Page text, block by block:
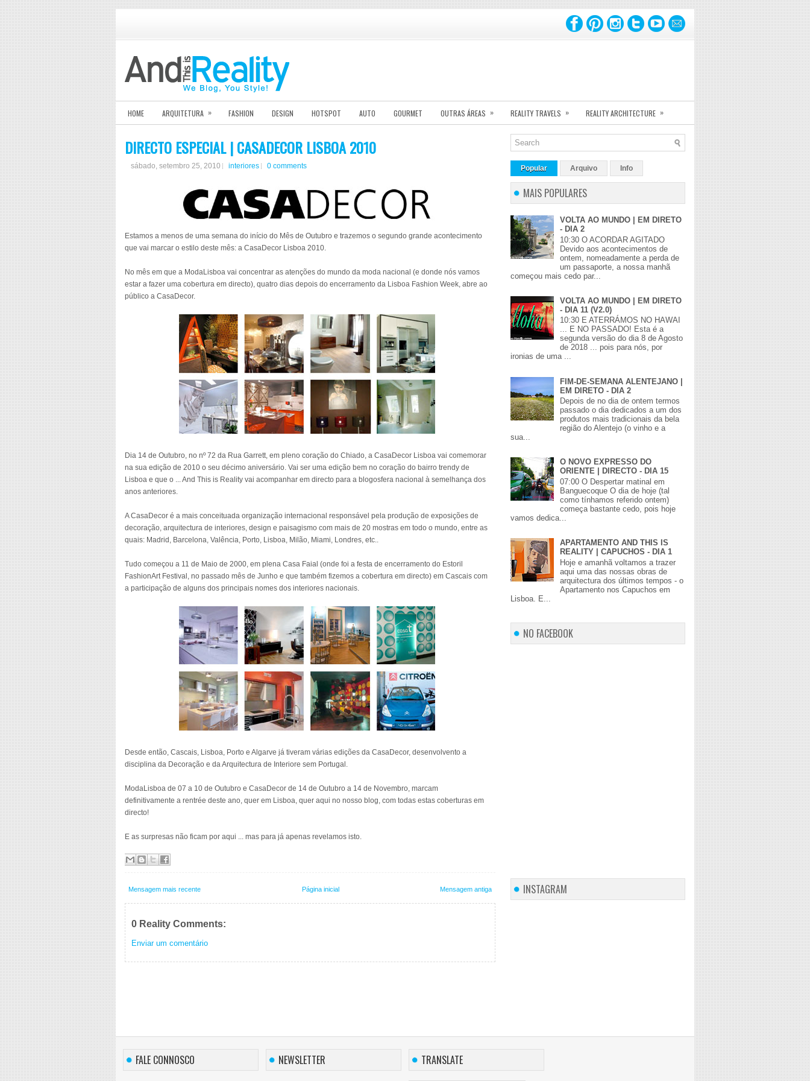
HOME ARQUITETURA » FASHION DESIGN HOTSPOT AUTO GOURMET OUTRAS ÁREAS » REALITY TRAVELS » REALITY ARCHITECTURE »
DIRECTO ESPECIAL | CASADECOR LISBOA 2010
sábado, setembro 25, 2010 interiores 0 comments
Estamos a menos de uma semana do início do Mês de Outubro e trazemos o segundo grande acontecimento
que vai marcar o estilo deste mês: a CasaDecor Lisboa 2010.
No mês em que a ModaLisboa vai concentrar as atenções do mundo da moda nacional (e donde nós vamos
estar a fazer uma cobertura em directo), quatro dias depois do encerramento da Lisboa Fashion Week, abre ao
público a CasaDecor.
Dia 14 de Outubro, no nº 72 da Rua Garrett, em pleno coração do Chiado, a CasaDecor Lisboa vai comemorar
na sua edição de 2010 o seu décimo aniversário. Vai ser uma edição bem no coração do bairro trendy de
Lisboa e que o ... And This is Reality vai acompanhar em directo para a blogosfera nacional à semelhança dos
anos anteriores.
A CasaDecor é a mais conceituada organização internacional responsável pela produção de exposições de
decoração, arquitectura de interiores, design e paisagismo com mais de 20 mostras em todo o mundo, entre as
quais: Madrid, Barcelona, Valência, Porto, Lisboa, Milão, Miami, Londres, etc..
Tudo começou a 11 de Maio de 2000, em plena Casa Faial (onde foi a festa de encerramento do Estoril
FashionArt Festival, no passado mês de Junho e que também fizemos a cobertura em directo) em Cascais com
a participação de alguns dos principais nomes dos interiores nacionais.
Desde então, Cascais, Lisboa, Porto e Algarve já tiveram várias edições da CasaDecor, desenvolvento a
disciplina da Decoração e da Arquitectura de Interiore sem Portugal.
ModaLisboa de 07 a 10 de Outubro e CasaDecor de 14 de Outubro a 14 de Novembro, marcam
definitivamente a rentrée deste ano, quer em Lisboa, quer aqui no nosso blog, com todas estas coberturas em
directo!
E as surpresas não ficam por aqui ... mas para já apenas revelamos isto.
Mensagem mais recente Mensagem antiga
Página inicial
0 Reality Comments:
Enviar um comentário
Popular Arquivo Info
MAIS POPULARES
VOLTA AO MUNDO | EM DIRETO
- DIA 2
10:30 O ACORDAR AGITADO
Devido aos acontecimentos de
ontem, nomeadamente a perda de
um passaporte, a nossa manhã
começou mais cedo par...
VOLTA AO MUNDO | EM DIRETO
- DIA 11 (V2.0)
10:30 E ATERRÁMOS NO HAWAI
... E NO PASSADO! Esta é a
segunda versão do dia 8 de Agosto
de 2018 ... pois para nós, por
ironias de uma ...
FIM-DE-SEMANA ALENTEJANO |
EM DIRETO - DIA 2
Depois de no dia de ontem termos
passado o dia dedicados a um dos
produtos mais tradicionais da bela
região do Alentejo (o vinho e a
sua...
O NOVO EXPRESSO DO
ORIENTE | DIRECTO - DIA 15
07:00 O Despertar matinal em
Banguecoque O dia de hoje (tal
como tínhamos referido ontem)
começa bastante cedo, pois hoje
vamos dedica...
APARTAMENTO AND THIS IS
REALITY | CAPUCHOS - DIA 1
Hoje e amanhã voltamos a trazer
aqui uma das nossas obras de
arquitectura dos últimos tempos - o
Apartamento nos Capuchos em
Lisboa. E...
NO FACEBOOK
INSTAGRAM
FALE CONNOSCO NEWSLETTER TRANSLATE